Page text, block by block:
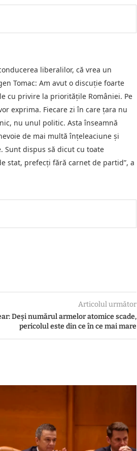
liberalilor, că vrea un
Tomac: Am avut o discuție foarte
cu privire la prioritățile României. Pe
exprima. Fiecare zi în care țara nu
nu unul politic. Asta înseamnă
de mai multă înțeleaciune și
Sunt dispus să dicut cu toate
stat, prefecți fără carnet de partid”, a
Articolul următor
Deși numărul armelor atomice scade,
pericolul este din ce în ce mai mare